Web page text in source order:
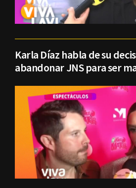
Karla Díaz habla de su
abandonar JNS para ser